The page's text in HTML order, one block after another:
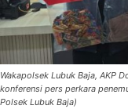
Wakapolsek Lubuk Baja, AKP
konferensi pers perkara
Polsek Lubuk Baja)